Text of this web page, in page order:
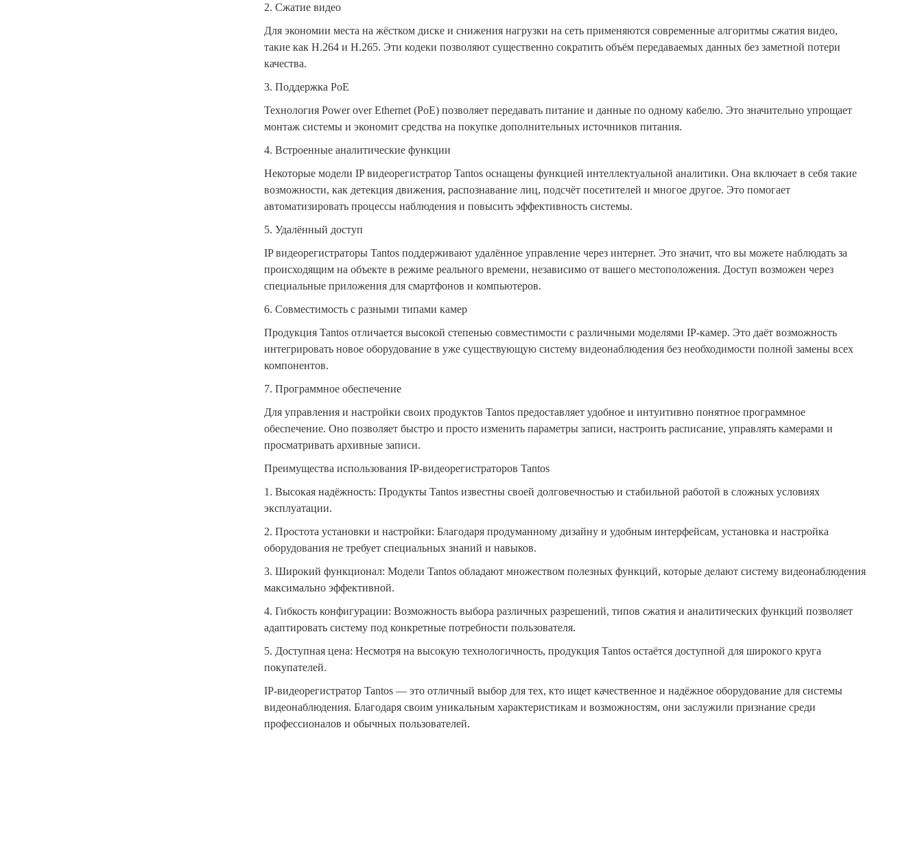
2. Сжатие видео
Для экономии места на жёстком диске и снижения нагрузки на сеть применяются современные алгоритмы сжатия видео,
такие как H.264 и H.265. Эти кодеки позволяют существенно сократить объём передаваемых данных без заметной потери
качества.
3. Поддержка PoE
Технология Power over Ethernet (PoE) позволяет передавать питание и данные по одному кабелю. Это значительно упрощает
монтаж системы и экономит средства на покупке дополнительных источников питания.
4. Встроенные аналитические функции
Некоторые модели IP видеорегистраторTantos оснащены функцией интеллектуальной аналитики. Она включает в себя такие
возможности, как детекция движения, распознавание лиц, подсчёт посетителей и многое другое. Это помогает
автоматизировать процессы наблюдения и повысить эффективность системы.
5. Удалённый доступ
IP видеорегистраторыTantos поддерживают удалённое управление через интернет. Это значит, что вы можете наблюдать за
происходящим на объекте в режиме реального времени, независимо от вашего местоположения. Доступ возможен через
специальные приложения для смартфонов и компьютеров.
6. Совместимость с разными типами камер
Продукция Tantos отличается высокой степенью совместимости с различными моделями IP-камер. Это даёт возможность
интегрировать новое оборудование в уже существующую систему видеонаблюдения без необходимости полной замены всех
компонентов.
7. Программное обеспечение
Для управления и настройки своих продуктов Tantos предоставляет удобное и интуитивно понятное программное
обеспечение. Оно позволяет быстро и просто изменить параметры записи, настроить расписание, управлять камерами и
просматривать архивные записи.
Преимущества использования IP-видеорегистраторов Tantos
1. Высокая надёжность: Продукты Tantos известны своей долговечностью и стабильной работой в сложных условиях
эксплуатации.
2. Простота установки и настройки: Благодаря продуманному дизайну и удобным интерфейсам, установка и настройка
оборудования не требует специальных знаний и навыков.
3. Широкий функционал: Модели Tantos обладают множеством полезных функций, которые делают систему видеонаблюдения
максимально эффективной.
4. Гибкость конфигурации: Возможность выбора различных разрешений, типов сжатия и аналитических функций позволяет
адаптировать систему под конкретные потребности пользователя.
5. Доступная цена: Несмотря на высокую технологичность, продукция Tantos остаётся доступной для широкого круга
покупателей.
IP-видеорегистратор Tantos — это отличный выбор для тех, кто ищет качественное и надёжное оборудование для системы
видеонаблюдения. Благодаря своим уникальным характеристикам и возможностям, они заслужили признание среди
профессионалов и обычных пользователей.